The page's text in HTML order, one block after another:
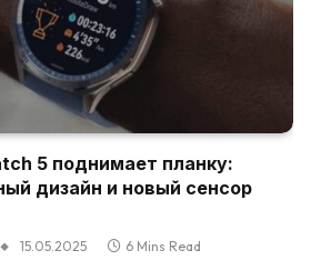
5 поднимает планку:
дизайн и новый сенсор
15.05.2025 6 Mins Read